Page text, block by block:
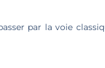
par la voie